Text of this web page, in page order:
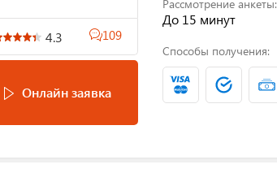
4.3 109
Онлайн заявка
Рассмотрение анкеты:
До 15 минут
Способы получения: